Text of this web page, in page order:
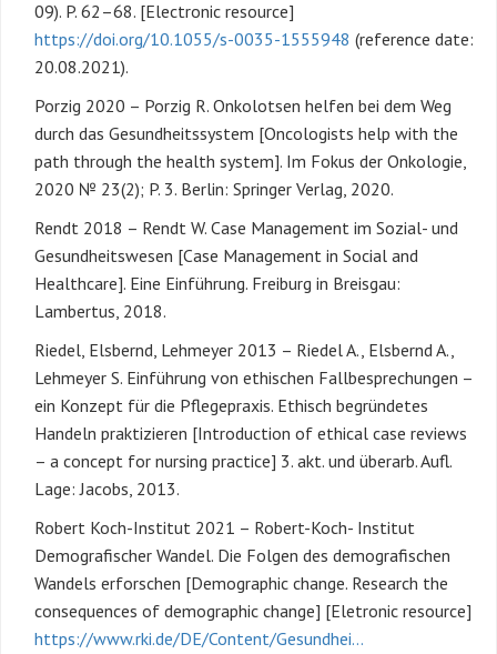
09). P. 62–68. [Electronic resource]
https://doi.org/10.1055/s-0035-1555948 (reference date:
20.08.2021).
Porzig 2020 – Porzig R. Onkolotsen helfen bei dem Weg
durch das Gesundheitssystem [Oncologists help with the
path through the health system]. Im Fokus der Onkologie,
2020 № 23(2); P. 3. Berlin: Springer Verlag, 2020.
Rendt 2018 – Rendt W. Case Management im Sozial- und
Gesundheitswesen [Case Management in Social and
Healthcare]. Eine Einführung. Freiburg in Breisgau:
Lambertus, 2018.
Riedel, Elsbernd, Lehmeyer 2013 – Riedel A., Elsbernd A.,
Lehmeyer S. Einführung von ethischen Fallbesprechungen –
ein Konzept für die Pflegepraxis. Ethisch begründetes
Handeln praktizieren [Introduction of ethical case reviews
– a concept for nursing practice] 3. akt. und überarb. Aufl.
Lage: Jacobs, 2013.
Robert Koch-Institut 2021 – Robert-Koch- Institut
Demografischer Wandel. Die Folgen des demografischen
Wandels erforschen [Demographic change. Research the
consequences of demographic change] [Eletronic resource]
https://www.rki.de/DE/Content/Gesundhei…